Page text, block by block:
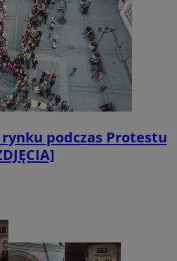
podczas Protestu